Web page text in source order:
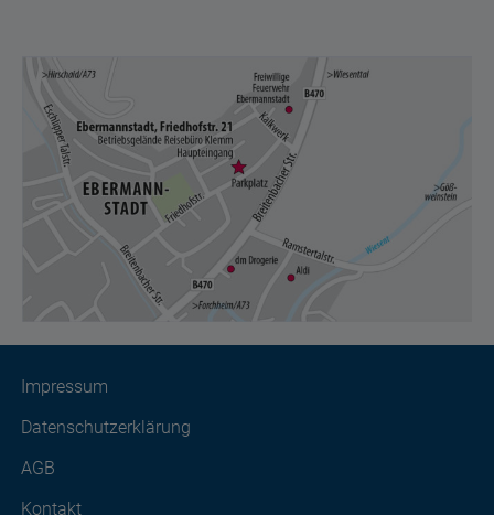
Impressum
Datenschutzerklärung
AGB
Kontakt